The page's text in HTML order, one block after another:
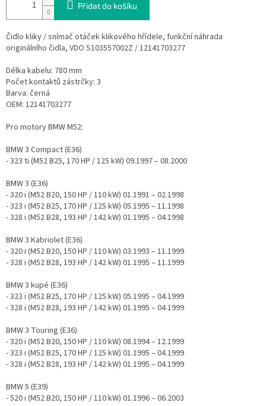
Přidat do košíku
Čidlo kliky / snímač otáček klikového hřídele, funkční náhrada
originálního čidla, VDO S103557002Z / 12141703277
Délka kabelu: 780 mm
Počet kontaktů zástrčky: 3
Barva: černá
OEM: 12141703277
Pro motory BMW M52:
BMW 3 Compact (E36)
- 323 ti (M52 B25, 170 HP / 125 kW) 09.1997 – 08.2000
BMW 3 (E36)
- 320 i (M52 B20, 150 HP / 110 kW) 01.1991 – 02.1998
- 323 i (M52 B25, 170 HP / 125 kW) 05.1995 – 11.1998
- 328 i (M52 B28, 193 HP / 142 kW) 01.1995 – 04.1998
BMW 3 Kabriolet (E36)
- 320 i (M52 B20, 150 HP / 110 kW) 03.1993 – 11.1999
- 328 i (M52 B28, 193 HP / 142 kW) 01.1995 – 11.1999
BMW 3 kupé (E36)
- 323 i (M52 B25, 170 HP / 125 kW) 05.1995 – 04.1999
- 328 i (M52 B28, 193 HP / 142 kW) 01.1995 – 04.1999
BMW 3 Touring (E36)
- 320 i (M52 B20, 150 HP / 110 kW) 08.1994 – 12.1999
- 323 i (M52 B25, 170 HP / 125 kW) 01.1995 – 04.1999
- 328 i (M52 B28, 193 HP / 142 kW) 01.1995 – 04.1999
BMW 5 (E39)
- 520 i (M52 B20, 150 HP / 110 kW) 01.1996 – 06.2003